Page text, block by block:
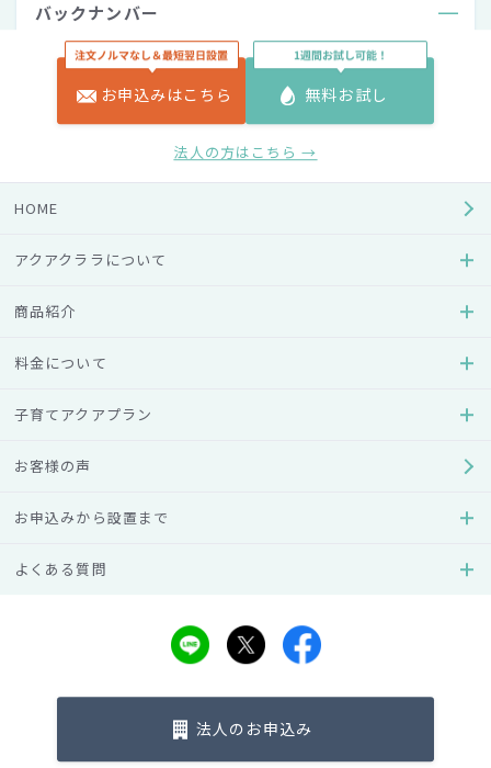
バックナンバー
2026年
2025年
2023年
2022年
2018年
お申込みはこちら 無料お試し
法人の方はこちら →
HOME
アクアクララについて
商品紹介
料金について
子育てアクアプラン
お客様の声
お申込みから設置まで
よくある質問
法人のお申込み